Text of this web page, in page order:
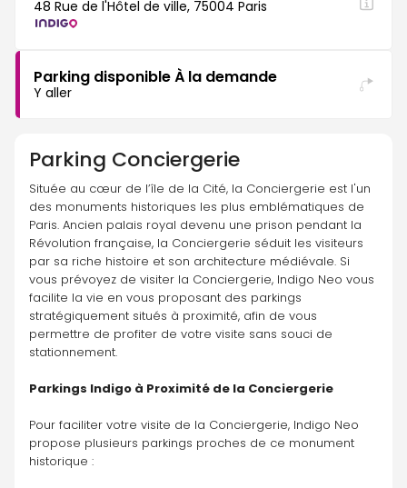
48 Rue de l'Hôtel de ville, 75004 Paris
Parking disponible À la demande
Y aller
Parking Conciergerie
Située au cœur de l’île de la Cité, la Conciergerie est l'un
des monuments historiques les plus emblématiques de
Paris. Ancien palais royal devenu une prison pendant la
Révolution française, la Conciergerie séduit les visiteurs
par sa riche histoire et son architecture médiévale. Si
vous prévoyez de visiter la Conciergerie, Indigo Neo vous
facilite la vie en vous proposant des parkings
stratégiquement situés à proximité, afin de vous
permettre de profiter de votre visite sans souci de
stationnement.
Parkings Indigo à Proximité de la Conciergerie
Pour faciliter votre visite de la Conciergerie, Indigo Neo
propose plusieurs parkings proches de ce monument
historique :